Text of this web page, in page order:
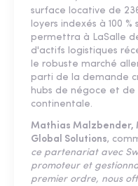
surface locative de
loyers indexés à 100
permettra à LaSalle
d'actifs logistiques
le robuste marché
parti de la demande
hubs de négoce et
continentale.
Mathias Malzbender,
Global Solutions,
ce partenariat avec
promoteur et
premier ordre, nous